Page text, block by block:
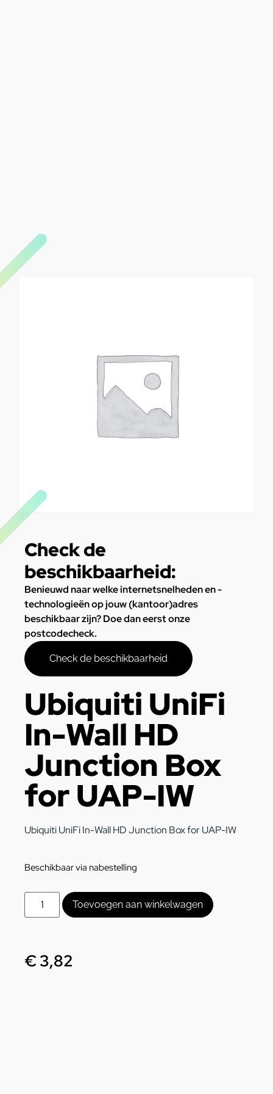
Check de
beschikbaarheid:
Benieuwd naar welke internetsnelheden en -
technologieën op jouw (kantoor)adres
beschikbaar zijn? Doe dan eerst onze
postcodecheck.
Check de beschikbaarheid
Ubiquiti UniFi
In-Wall HD
Junction Box
for UAP-IW
Ubiquiti UniFi In-Wall HD Junction Box for UAP-IW
Beschikbaar via nabestelling
Toevoegen aan winkelwagen
€3,82